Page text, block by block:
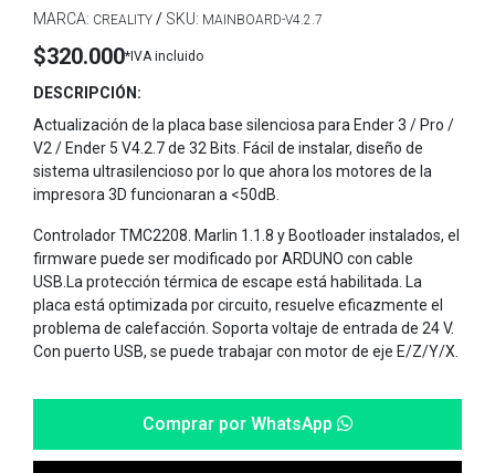
MARCA: CREALITY / SKU: MAINBOARD-V4.2.7
$320.000*IVA incluido
DESCRIPCIÓN:
Actualización de la placa base silenciosa para Ender 3 / Pro /
V2 / Ender 5 V4.2.7 de 32 Bits. Fácil de instalar, diseño de
sistema ultrasilencioso por lo que ahora los motores de la
impresora 3D funcionaran a <50dB.
Controlador TMC2208. Marlin 1.1.8 y Bootloader instalados, el
firmware puede ser modificado por ARDUNO con cable
USB.La protección térmica de escape está habilitada. La
placa está optimizada por circuito, resuelve eficazmente el
problema de calefacción. Soporta voltaje de entrada de 24 V.
Con puerto USB, se puede trabajar con motor de eje E/Z/Y/X.
Comprar por WhatsApp